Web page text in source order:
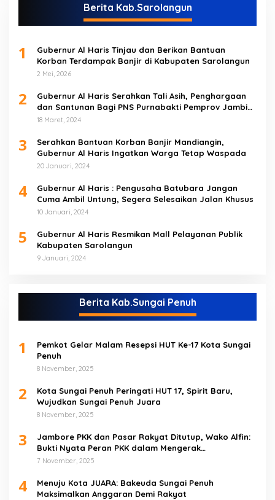
Berita Kab.Sarolangun
1
Gubernur Al Haris Tinjau dan Berikan Bantuan
Korban Terdampak Banjir di Kabupaten Sarolangun
2 Mei, 2026
2
Gubernur Al Haris Serahkan Tali Asih, Penghargaan
dan Santunan Bagi PNS Purnabakti Pemprov Jambi
Yang Berada di Sarolangun
18 Maret, 2024
3
Serahkan Bantuan Korban Banjir Mandiangin,
Gubernur Al Haris Ingatkan Warga Tetap Waspada
20 Januari, 2024
4
Gubernur Al Haris : Pengusaha Batubara Jangan
Cuma Ambil Untung, Segera Selesaikan Jalan Khusus
10 Januari, 2024
5
Gubernur Al Haris Resmikan Mall Pelayanan Publik
Kabupaten Sarolangun
9 Januari, 2024
Berita Kab.Sungai Penuh
1
Pemkot Gelar Malam Resepsi HUT Ke-17 Kota Sungai
Penuh
8 November, 2025
2
Kota Sungai Penuh Peringati HUT 17, Spirit Baru,
Wujudkan Sungai Penuh Juara
8 November, 2025
3
Jambore PKK dan Pasar Rakyat Ditutup, Wako Alfin:
Bukti Nyata Peran PKK dalam Mengerak
Perekonomian Masyarakat
7 November, 2025
4
Menuju Kota JUARA: Bakeuda Sungai Penuh
Maksimalkan Anggaran Demi Rakyat